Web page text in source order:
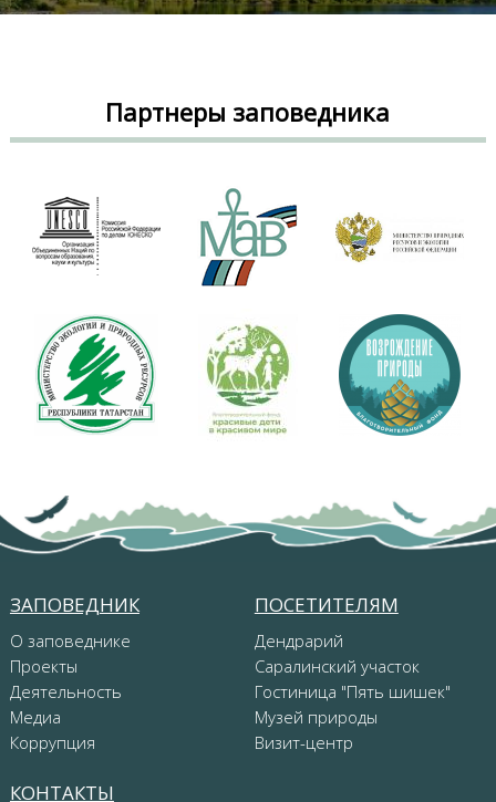
Партнеры заповедника
ЗАПОВЕДНИК
О заповеднике
Проекты
Деятельность
Медиа
Коррупция
ПОСЕТИТЕЛЯМ
Дендрарий
Саралинский участок
Гостиница "Пять шишек"
Музей природы
Визит-центр
КОНТАКТЫ